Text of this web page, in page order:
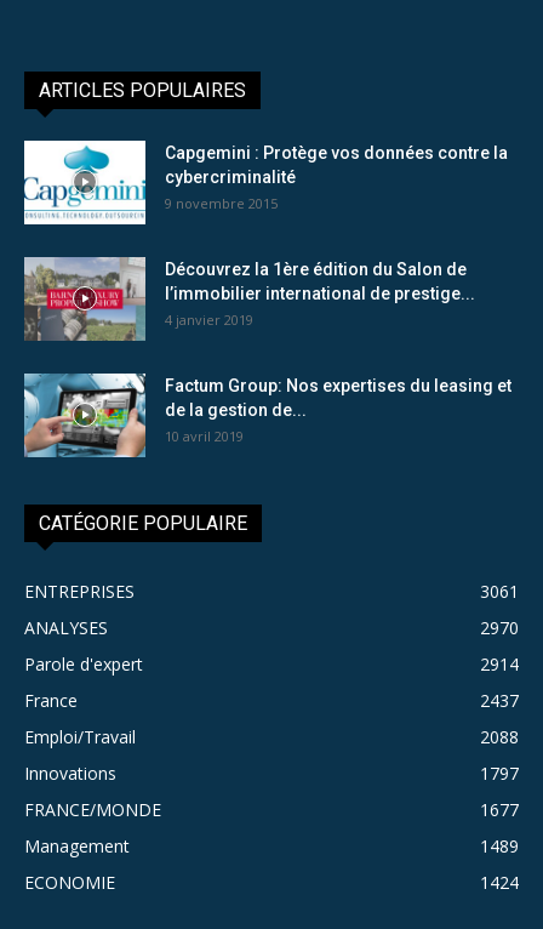
ARTICLES POPULAIRES
Capgemini : Protège vos données contre la
cybercriminalité
9 novembre 2015
Découvrez la 1ère édition du Salon de
l’immobilier international de prestige...
4 janvier 2019
Factum Group: Nos expertises du leasing et
de la gestion de...
10 avril 2019
CATÉGORIE POPULAIRE
ENTREPRISES
3061
ANALYSES
2970
Parole d'expert
2914
France
2437
Emploi/Travail
2088
Innovations
1797
FRANCE/MONDE
1677
Management
1489
ECONOMIE
1424